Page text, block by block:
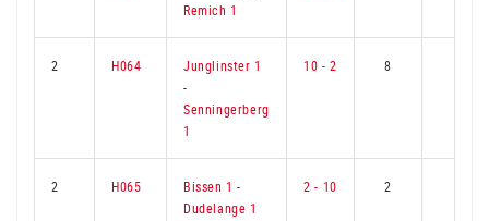
Remich 1
2 H064
Junglinster 1
-
Senningerberg
1
10 - 2 8
2 H065 Bissen 1 -
Dudelange 1
2 - 10 2